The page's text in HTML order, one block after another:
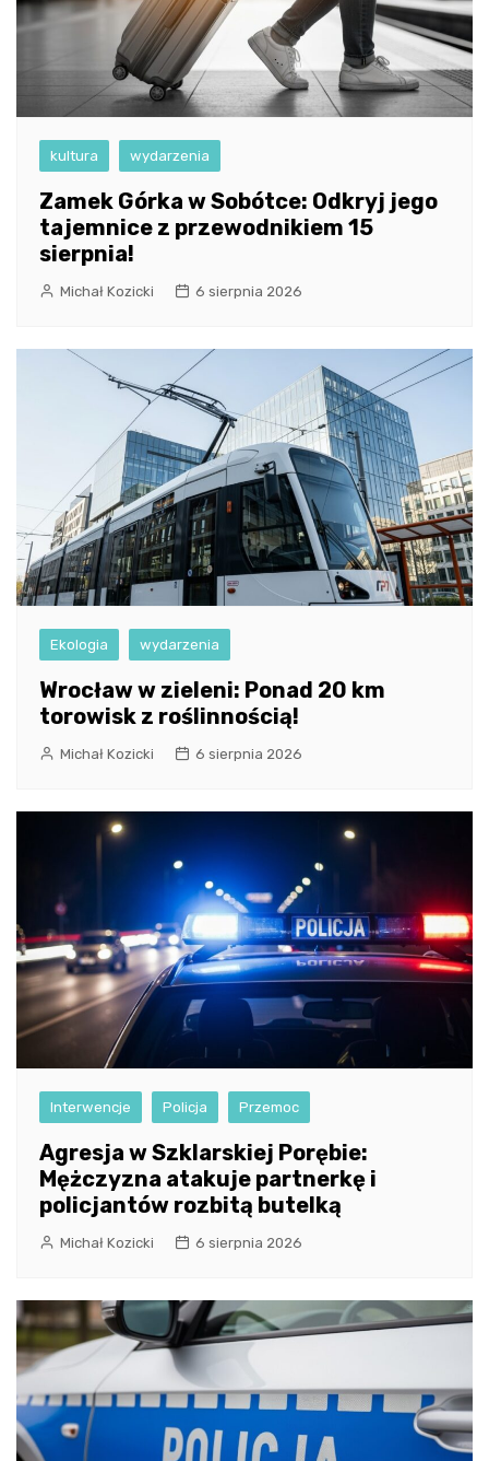
kultura wydarzenia
Zamek Górka w Sobótce: Odkryj jego
tajemnice z przewodnikiem 15
sierpnia!
Michał Kozicki 6 sierpnia 2026
Ekologia wydarzenia
Wrocław w zieleni: Ponad 20 km
torowisk z roślinnością!
Michał Kozicki 6 sierpnia 2026
Interwencje Policja Przemoc
Agresja w Szklarskiej Porębie:
Mężczyzna atakuje partnerkę i
policjantów rozbitą butelką
Michał Kozicki 6 sierpnia 2026